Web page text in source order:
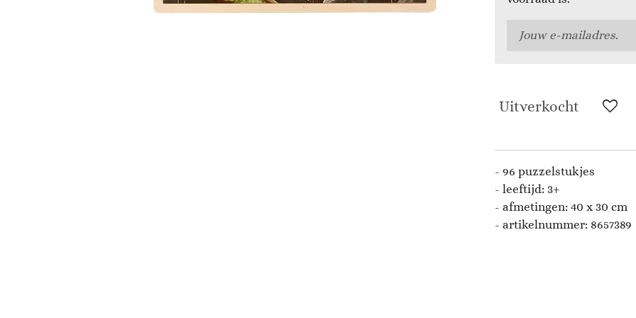
Uitverkocht
- 96 puzzelstukjes
- leeftijd: 3+
- afmetingen: 40 x 30 cm
- artikelnummer: 8657389